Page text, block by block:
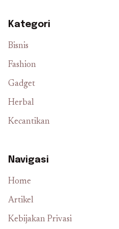
Kategori
Bisnis
Fashion
Gadget
Herbal
Kecantikan
Navigasi
Home
Artikel
Kebijakan Privasi